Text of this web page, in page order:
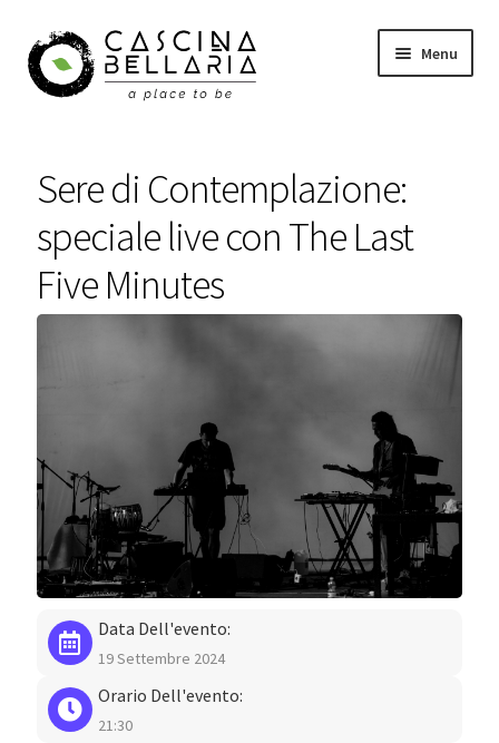
Vai
alla
navigazione
Vai
al
contenuto
Menu
Eventi
Corsi
Sere di Contemplazione:
speciale live con The Last
Five Minutes
Data Dell'evento:
19 Settembre 2024
Orario Dell'evento:
21:30